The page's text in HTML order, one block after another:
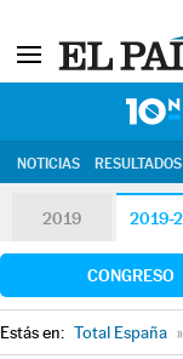
NOTICIAS
2019 2019-
CONGRESO
Estás en: Total España »